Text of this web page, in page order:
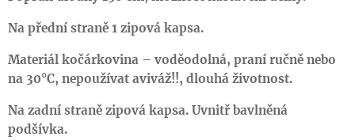
Na přední straně 1 zipová kapsa.
Materiál kočárkovina – voděodolná, praní ručně nebo
na 30°C, nepoužívat aviváž!!, dlouhá životnost.
Na zadní straně zipová kapsa. Uvnitř bavlněná
podšívka.